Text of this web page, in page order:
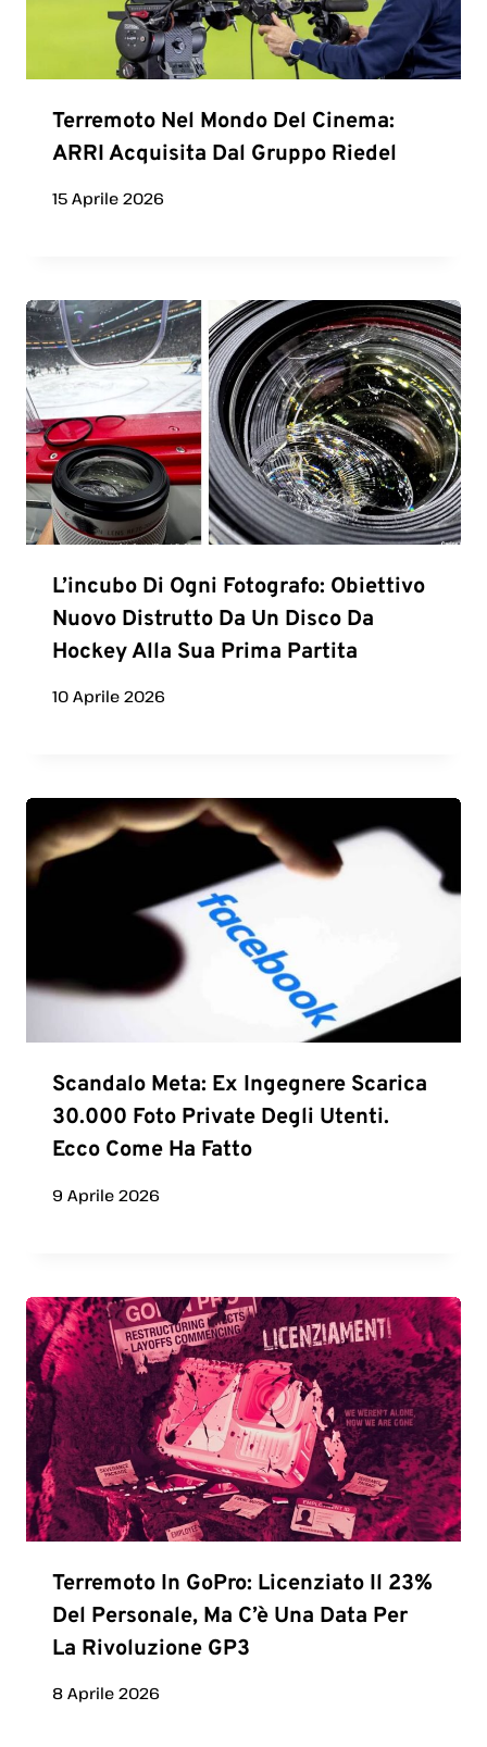
Terremoto Nel Mondo Del Cinema:
ARRI Acquisita Dal Gruppo Riedel
15 Aprile 2026
L’incubo Di Ogni Fotografo: Obiettivo
Nuovo Distrutto Da Un Disco Da
Hockey Alla Sua Prima Partita
10 Aprile 2026
Scandalo Meta: Ex Ingegnere Scarica
30.000 Foto Private Degli Utenti.
Ecco Come Ha Fatto
9 Aprile 2026
Terremoto In GoPro: Licenziato Il 23%
Del Personale, Ma C’è Una Data Per
La Rivoluzione GP3
8 Aprile 2026